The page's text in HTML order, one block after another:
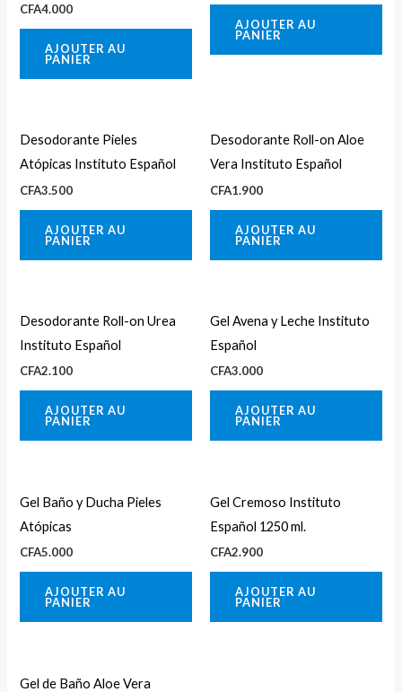
CFA4.000
AJOUTER AU
PANIER
AJOUTER AU
PANIER
Desodorante Pieles
Atópicas Instituto Español
CFA3.500
AJOUTER AU
PANIER
Desodorante Roll-on Aloe
Vera Instituto Español
CFA1.900
AJOUTER AU
PANIER
Desodorante Roll-on Urea
Instituto Español
CFA2.100
AJOUTER AU
PANIER
Gel Avena y Leche Instituto
Español
CFA3.000
AJOUTER AU
PANIER
Gel Baño y Ducha Pieles
Atópicas
CFA5.000
AJOUTER AU
PANIER
Gel Cremoso Instituto
Español 1250 ml.
CFA2.900
AJOUTER AU
PANIER
Gel de Baño Aloe Vera